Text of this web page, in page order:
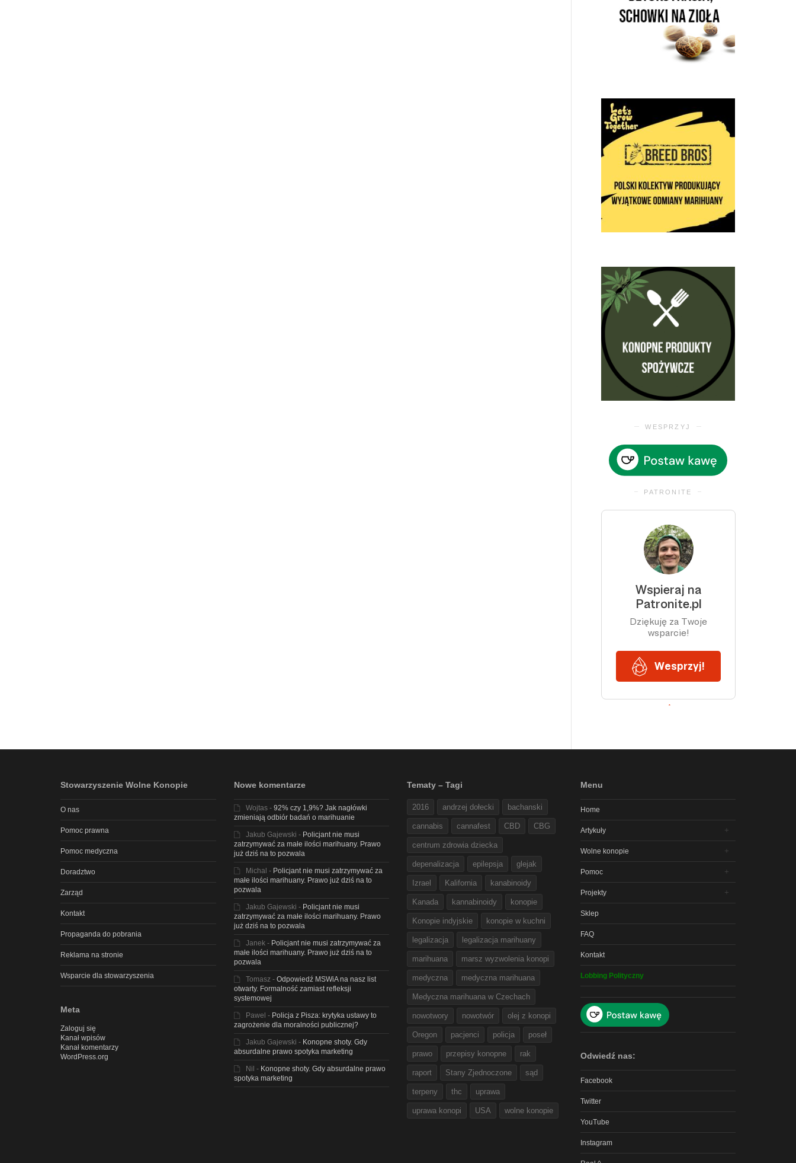
WESPRZYJ
PATRONITE
Stowarzyszenie Wolne Konopie
O nas
Pomoc prawna
Pomoc medyczna
Doradztwo
Zarząd
Kontakt
Propaganda do pobrania
Reklama na stronie
Wsparcie dla stowarzyszenia
Meta
Zaloguj się
Kanał wpisów
Kanał komentarzy
WordPress.org
Nowe komentarze
Wojtas- 92% czy 1,9%? Jak nagłówki
zmieniają odbiór badań o marihuanie
Jakub Gajewski - Policjant nie musi
zatrzymywać za małe ilości marihuany. Prawo
już dziś na to pozwala
Michal - Policjant nie musi zatrzymywać za
małe ilości marihuany. Prawo już dziś na to
pozwala
Jakub Gajewski - Policjant nie musi
zatrzymywać za małe ilości marihuany. Prawo
już dziś na to pozwala
Janek- Policjant nie musi zatrzymywać za
małe ilości marihuany. Prawo już dziś na to
pozwala
Tomasz- Odpowiedź MSWiA na nasz list
otwarty. Formalność zamiast refleksji
systemowej
Pawel - Policja z Pisza: krytyka ustawy to
zagrożenie dla moralności publicznej?
Jakub Gajewski - Konopne shoty. Gdy
absurdalne prawo spotyka marketing
Nil - Konopne shoty. Gdy absurdalne prawo
spotyka marketing
Tematy – Tagi
2016 andrzej dołecki bachanski
cannabis cannafest CBD CBG
centrum zdrowia dziecka
depenalizacja epilepsja glejak
Izrael Kalifornia kanabinoidy
Kanada kannabinoidy konopie
Konopie indyjskie konopie w kuchni
legalizacja legalizacja marihuany
marihuana marsz wyzwolenia konopi
medyczna medyczna marihuana
Medyczna marihuana w Czechach
nowotwory nowotwór olej z konopi
Oregon pacjenci policja poseł
prawo przepisy konopne rak
raport Stany Zjednoczone sąd
terpeny thc uprawa
uprawa konopi USA wolne konopie
Menu
Home
Artykuły
Wolne konopie
Pomoc
Projekty
Sklep
FAQ
Kontakt
Lobbing Polityczny
Odwiedź nas:
Facebook
Twitter
YouTube
Instagram